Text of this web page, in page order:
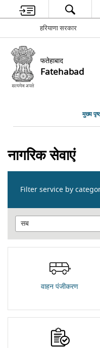
हरियाणा सरकार
फतेहाबाद
Fatehabad
मुख्य
नागरिक सेवाएं
Filter service by
वाहन पंजीकरण